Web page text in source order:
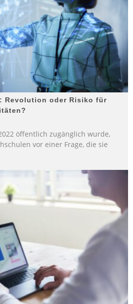
Revolution oder Risiko für
öffentlich zugänglich wurde,
vor einer Frage, die sie